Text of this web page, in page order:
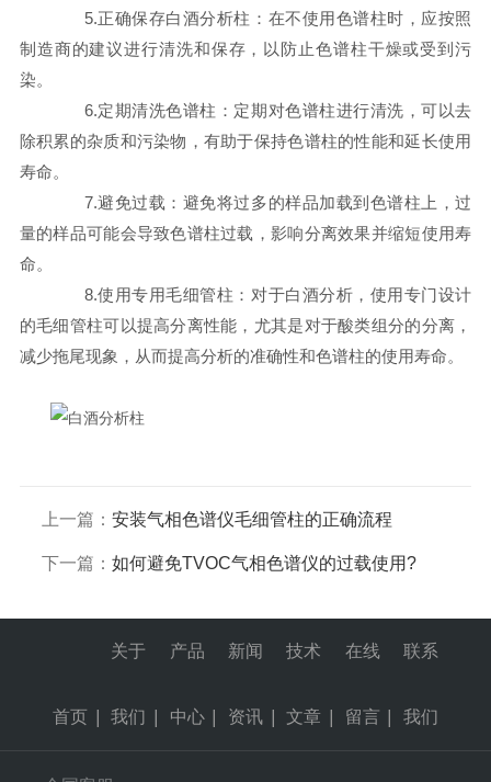
5.正确保存白酒分析柱：在不使用色谱柱时，应按照
制造商的建议进行清洗和保存，以防止色谱柱干燥或受到污
染。
6.定期清洗色谱柱：定期对色谱柱进行清洗，可以去
除积累的杂质和污染物，有助于保持色谱柱的性能和延长使用
寿命。
7.避免过载：避免将过多的样品加载到色谱柱上，过
量的样品可能会导致色谱柱过载，影响分离效果并缩短使用寿
命。
8.使用专用毛细管柱：对于白酒分析，使用专门设计
的毛细管柱可以提高分离性能，尤其是对于酸类组分的分离，
减少拖尾现象，从而提高分析的准确性和色谱柱的使用寿命。
上一篇： 安装气相色谱仪毛细管柱的正确流程
下一篇： 如何避免TVOC气相色谱仪的过载使用?
首页
关于
我们
产品
中心
新闻
资讯
技术
文章
在线
留言
联系
我们